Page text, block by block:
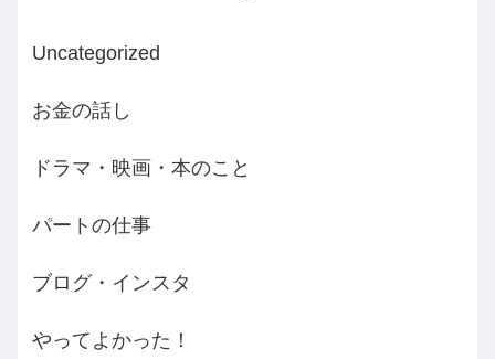
Uncategorized
お金の話し
ドラマ・映画・本のこと
パートの仕事
ブログ・インスタ
やってよかった！